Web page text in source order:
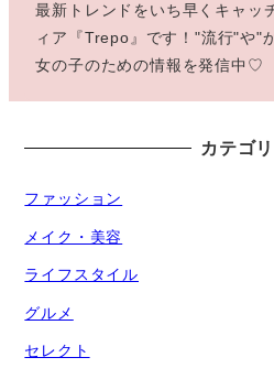
最新トレンドをいち早くキャッ
ィア『Trepo』です！"流行"や"
女の子のための情報を発信中♡
カテゴ
ファッション
メイク・美容
ライフスタイル
グルメ
セレクト